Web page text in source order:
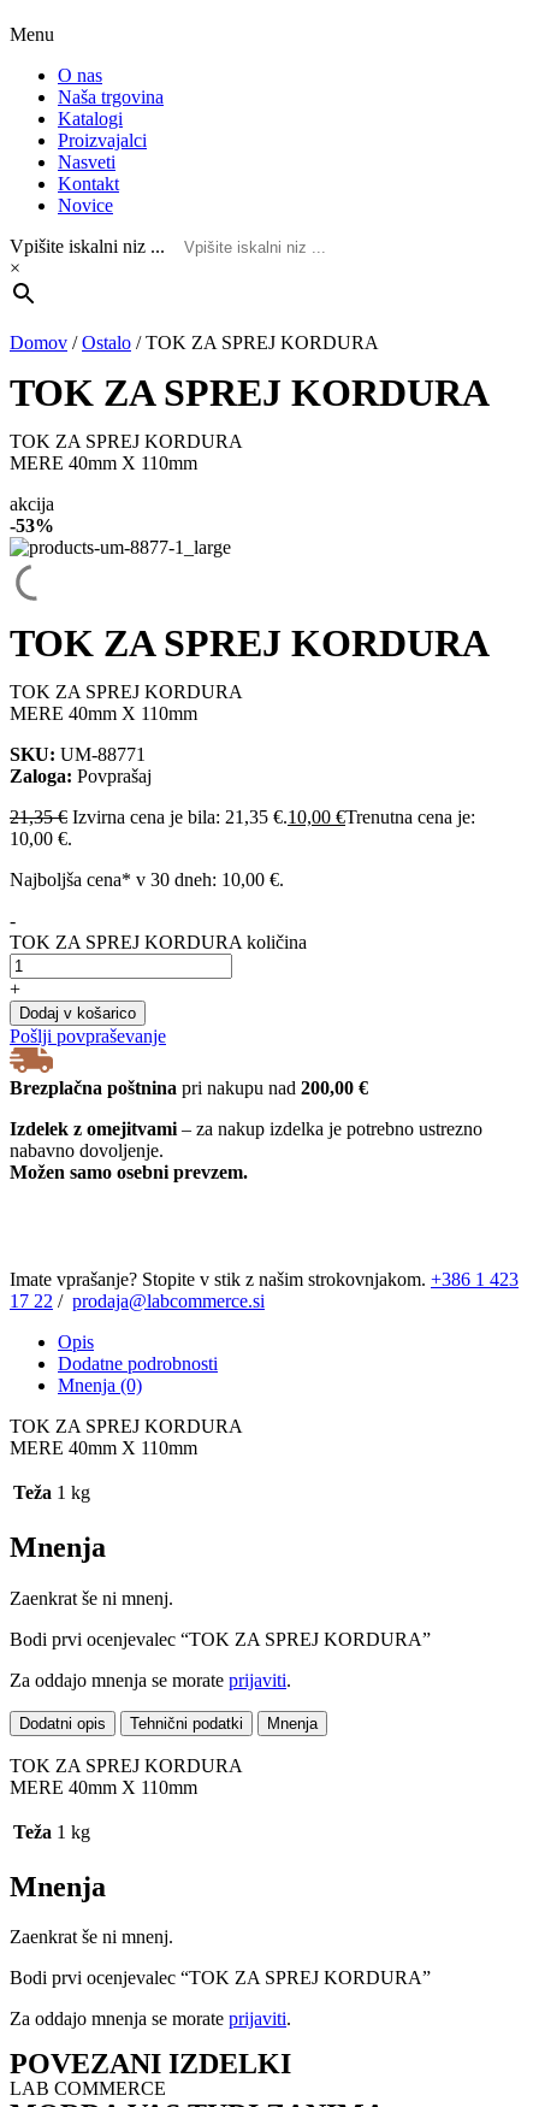
Menu
O nas
Naša trgovina
Katalogi
Proizvajalci
Nasveti
Kontakt
Novice
Vpišite iskalni niz ...
×
Domov /Ostalo /TOK ZA SPREJ KORDURA
TOK ZA SPREJ KORDURA
TOK ZA SPREJ KORDURA
MERE 40mm X 110mm
akcija
-53%
TOK ZA SPREJ KORDURA
TOK ZA SPREJ KORDURA
MERE 40mm X 110mm
SKU: UM-88771
Zaloga: Povprašaj
21,35€ Izvirna cena je bila: 21,35 €.10,00 €Trenutna cena je:
10,00 €.
Najboljša cena* v 30 dneh: 10,00 €.
-
TOK ZA SPREJ KORDURA količina
+
Dodaj v košarico
Pošlji povpraševanje
Brezplačna poštnina pri nakupu nad 200,00 €
Izdelek z omejitvami – za nakup izdelka je potrebno ustrezno
nabavno dovoljenje.
Možen samo osebni prevzem.
Imate vprašanje? Stopite v stik z našim strokovnjakom. +386 1 423
17 22 / prodaja@labcommerce.si
Opis
Dodatne podrobnosti
Mnenja (0)
TOK ZA SPREJ KORDURA
MERE 40mm X 110mm
Teža 1 kg
Mnenja
Zaenkrat še ni mnenj.
Bodi prvi ocenjevalec “TOK ZA SPREJ KORDURA”
Za oddajo mnenja se morate prijaviti.
Dodatni opis Tehnični podatki Mnenja
TOK ZA SPREJ KORDURA
MERE 40mm X 110mm
Teža 1 kg
Mnenja
Zaenkrat še ni mnenj.
Bodi prvi ocenjevalec “TOK ZA SPREJ KORDURA”
Za oddajo mnenja se morate prijaviti.
POVEZANI IZDELKI
LAB COMMERCE